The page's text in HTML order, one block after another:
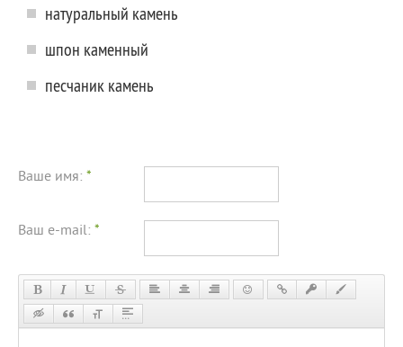
натуральный камень
шпон каменный
песчаник камень
Ваше имя: *
Ваш e-mail: *